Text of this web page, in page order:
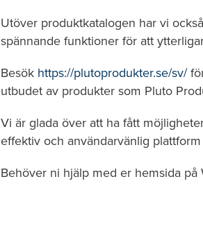
Utöver produktkatalogen har vi
spännande funktioner för att
Besök https://plutoprodukter.se/sv/
utbudet av produkter som Pluto
Vi är glada över att ha fått
effektiv och användarvänlig
Behöver ni hjälp med er hemsida på